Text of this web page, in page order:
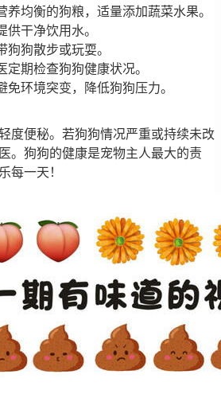
养均衡的狗粮，适量添加蔬菜水果。
供干净饮用水。
狗狗散步或玩耍。
定期检查狗狗健康状况。
免环境突变，降低狗狗压力。
度便秘。若狗狗情况严重或持续未改
。狗狗的健康是宠物主人最大的责
每一天！